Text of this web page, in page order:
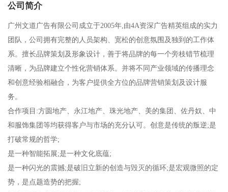
公司简介
广州文道广告有限公司成立于2005年,由4A资深广告精英组成的实力
团队，公司拥有完整的人员架构、宽松的创意氛围及独到的工作体
系。擅长品牌策划及形象设计，善于将品牌的每一个旁枝错节梳理
清晰，为品牌建立个性化营销体系。并将不同产业领域的传播理念
和创意经验相融合，为客户提供全方位的品牌营销策划及设计服
务。
合作项目:方圆地产、永江地产、珠光地产、美的集团、佐丹奴、中
和服饰集团等均获得客户与市场的充分认可。创意是传统的叛逆;是
打破常规的哲学;
是一种智能拓展;是一种文化底蕴;
是一种闪光的震撼;是破旧立新的创造与毁灭的循环;是宏观微照的定
势，是点题造势的把握;